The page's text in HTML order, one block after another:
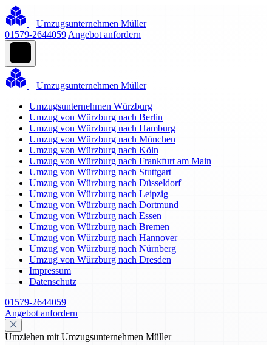
Umzugsunternehmen Müller
01579-2644059 Angebot anfordern
Umzugsunternehmen Müller
Umzugsunternehmen Würzburg
Umzug von Würzburg nach Berlin
Umzug von Würzburg nach Hamburg
Umzug von Würzburg nach München
Umzug von Würzburg nach Köln
Umzug von Würzburg nach Frankfurt am Main
Umzug von Würzburg nach Stuttgart
Umzug von Würzburg nach Düsseldorf
Umzug von Würzburg nach Leipzig
Umzug von Würzburg nach Dortmund
Umzug von Würzburg nach Essen
Umzug von Würzburg nach Bremen
Umzug von Würzburg nach Hannover
Umzug von Würzburg nach Nürnberg
Umzug von Würzburg nach Dresden
Impressum
Datenschutz
01579-2644059
Angebot anfordern
Umziehen mit Umzugsunternehmen Müller